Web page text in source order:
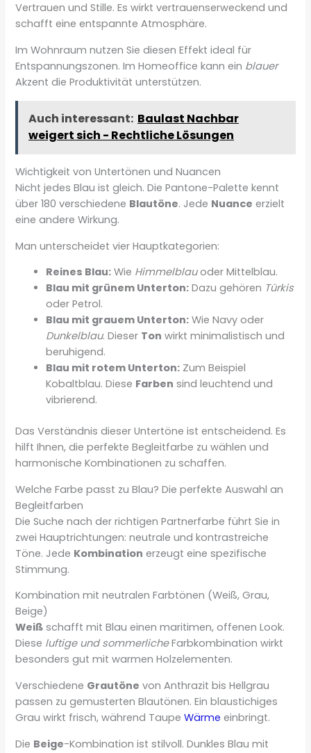
Vertrauen und Stille. Es wirkt vertrauenserweckend und
schafft eine entspannte Atmosphäre.
Im Wohnraum nutzen Sie diesen Effekt ideal für
Entspannungszonen. Im Homeoffice kann ein blauer
Akzent die Produktivität unterstützen.
Auch interessant: Baulast Nachbar
weigert sich - Rechtliche Lösungen
Wichtigkeit von Untertönen und Nuancen
Nicht jedes Blau ist gleich. Die Pantone-Palette kennt
über 180 verschiedene Blautöne. Jede Nuance erzielt
eine andere Wirkung.
Man unterscheidet vier Hauptkategorien:
Reines Blau: Wie Himmelblauoder Mittelblau.
Blau mit grünem Unterton: Dazu gehören Türkis
oder Petrol.
Blau mit grauem Unterton: Wie Navy oder
Dunkelblau. Dieser Ton wirkt minimalistisch und
beruhigend.
Blau mit rotem Unterton: Zum Beispiel
Kobaltblau. Diese Farben sind leuchtend und
vibrierend.
Das Verständnis dieser Untertöne ist entscheidend. Es
hilft Ihnen, die perfekte Begleitfarbe zu wählen und
harmonische Kombinationen zu schaffen.
Welche Farbe passt zu Blau? Die perfekte Auswahl an
Begleitfarben
Die Suche nach der richtigen Partnerfarbe führt Sie in
zwei Hauptrichtungen: neutrale und kontrastreiche
Töne. Jede Kombination erzeugt eine spezifische
Stimmung.
Kombination mit neutralen Farbtönen (Weiß, Grau,
Beige)
Weiß schafft mit Blau einen maritimen, offenen Look.
Diese luftige und sommerlicheFarbkombination wirkt
besonders gut mit warmen Holzelementen.
Verschiedene Grautöne von Anthrazit bis Hellgrau
passen zu gemusterten Blautönen. Ein blaustichiges
Grau wirkt frisch, während TaupeWärme einbringt.
Die Beige-Kombination ist stilvoll. Dunkles Blau mit